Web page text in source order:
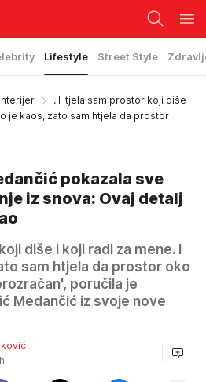
Lifestyle Street Style
Interijer
. Htjela sam prostor koji diše
je kaos, zato sam htjela da prostor
pokazala sve
iz snova: Ovaj detalj
diše i koji radi za mene. I
sam htjela da prostor oko
poručila je
Medančić iz svoje nove